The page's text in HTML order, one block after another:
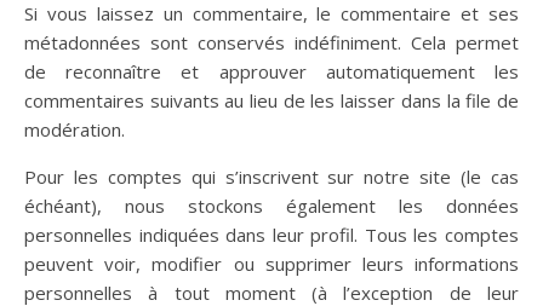
Si vous laissez un commentaire, le commentaire et ses
métadonnées sont conservés indéfiniment. Cela permet
de reconnaître et approuver automatiquement les
commentaires suivants au lieu de les laisser dans la file de
modération.
Pour les comptes qui s’inscrivent sur notre site (le cas
échéant), nous stockons également les données
personnelles indiquées dans leur profil. Tous les comptes
peuvent voir, modifier ou supprimer leurs informations
personnelles à tout moment (à l’exception de leur